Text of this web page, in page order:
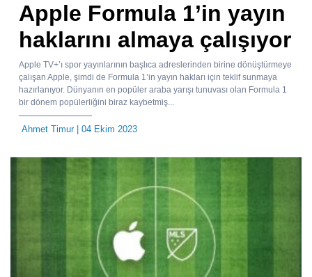
Apple Formula 1’in yayın
haklarını almaya çalışıyor
Apple TV+’ı spor yayınlarının başlıca adreslerinden birine dönüştürmeye
çalışan Apple, şimdi de Formula 1’in yayın hakları için teklif sunmaya
hazırlanıyor. Dünyanın en popüler araba yarışı tunuvası olan Formula 1
bir dönem popülerliğini biraz kaybetmiş...
Ahmet Timur| 04 Ekim 2023